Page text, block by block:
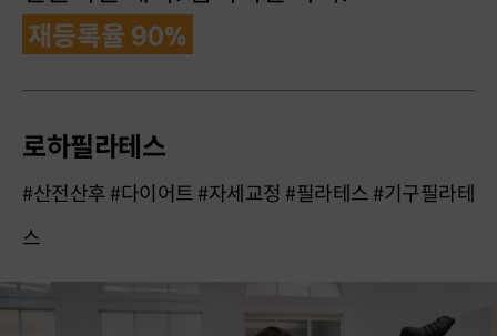
재등록율 90%
로하필라테스
#산전산후 #다이어트 #자세교정 #필라테스 #기구필라테
스